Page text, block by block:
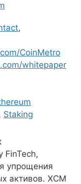
,
CoinMetro
whitepaper
Staking
FinTech,
упрощения
активов. XCM